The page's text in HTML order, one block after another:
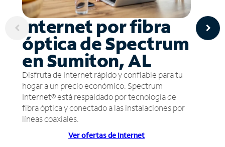
Internet por fibra
óptica de Spectrum
en Sumiton, AL
Disfruta de Internet rápido y confiable para tu
hogar a un precio económico. Spectrum
Internet® está respaldado por tecnología de
fibra óptica y conectado a las instalaciones por
líneas coaxiales.
Ver ofertas de Internet